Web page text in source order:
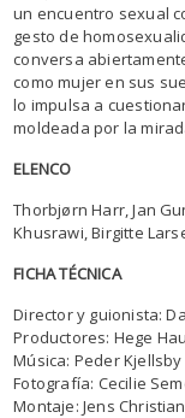
un encuentro sexual
gesto de
conversa
como mujer en sus
lo impulsa a
moldeada por la
ELENCO
Thorbjørn Harr, Jan
Khusrawi, Birgitte
FICHA TÉCNICA
Director y guionista:
Productores: Hege
Música: Peder Kjellsby
Fotografía: Cecilie
Montaje: Jens